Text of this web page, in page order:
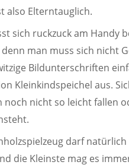
also Elterntauglich.
sich ruckzuck am Handy
man muss sich nicht
Bildunterschriften
Kleinkindspeichel aus.
noch nicht so leicht fallen
darf
die Kleinste mag es